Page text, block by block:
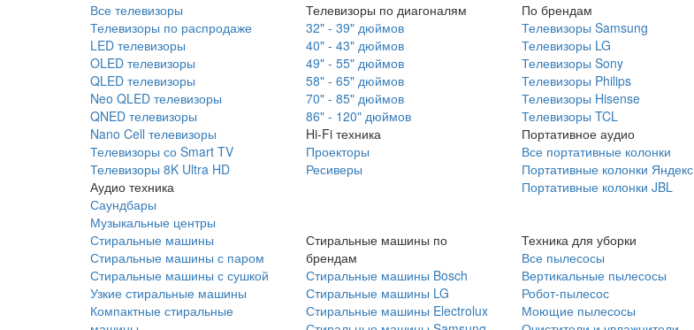
Все телевизоры
Телевизоры по распродаже
LED телевизоры
OLED телевизоры
QLED телевизоры
Neo QLED телевизоры
QNED телевизоры
Nano Cell телевизоры
Телевизоры со Smart TV
Телевизоры 8K Ultra HD
Аудио техника
Саундбары
Музыкальные центры
Телевизоры по диагоналям
32" - 39" дюймов
40" - 43" дюймов
49" - 55" дюймов
58" - 65" дюймов
70" - 85" дюймов
86" - 120" дюймов
Hi-Fi техника
Проекторы
Ресиверы
По брендам
Телевизоры Samsung
Телевизоры LG
Телевизоры Sony
Телевизоры Philips
Телевизоры Hisense
Телевизоры TCL
Портативное аудио
Все портативные колонки
Портативные колонки Яндекс
Портативные колонки JBL
Стиральные машины
Стиральные машины с паром
Стиральные машины с сушкой
Узкие стиральные машины
Компактные стиральные
Стиральные машины по
брендам
Стиральные машины Bosch
Стиральные машины LG
Стиральные машины Electrolux
Техника для уборки
Все пылесосы
Вертикальные пылесосы
Робот-пылесос
Моющие пылесосы